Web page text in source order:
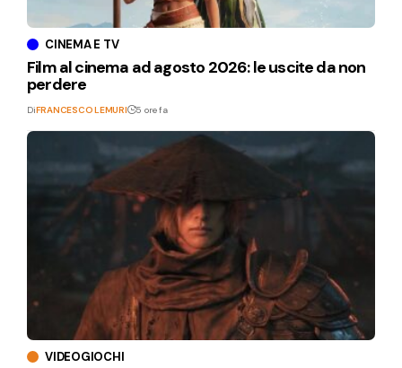
CINEMA E TV
Film al cinema ad agosto 2026: le uscite da non
perdere
DiFRANCESCO LEMURI 5 ore fa
VIDEOGIOCHI